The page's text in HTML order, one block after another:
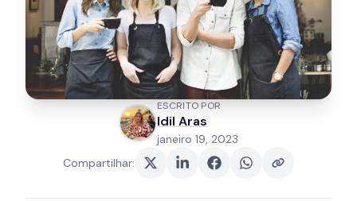
ESCRITO POR
Idil Aras
janeiro 19, 2023
Compartilhar: